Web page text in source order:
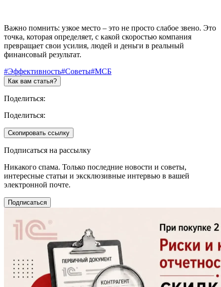
Важно помнить: узкое место – это не просто слабое звено. Это
точка, которая определяет, с какой скоростью компания
превращает свои усилия, людей и деньги в реальный
финансовый результат.
#Эффективность#Советы#МСБ
Как вам статья?
Поделиться:
Поделиться:
Скопировать ссылку
Подписаться на рассылку
Никакого спама. Только последние новости и советы,
интересные статьи и эксклюзивные интервью в вашей
электронной почте.
Подписаться